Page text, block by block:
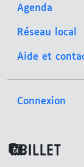
Agenda
Réseau local
Aide et
Connexion